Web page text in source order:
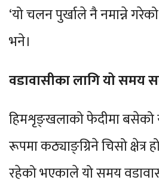
‘यो चलन पुर्खाले नै नमान्ने
भने।
वडावासीका लागि यो समय
हिमशृङ्खलाको फेदीमा बसेको
रूपमा कठ्याङ्ग्रिने चिसो क्षेत्र
रहेको भएकाले यो समय